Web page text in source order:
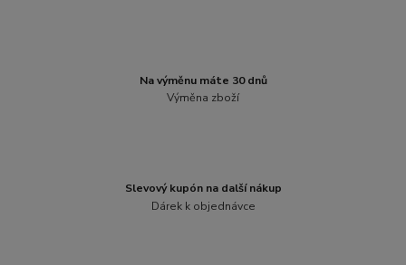
Na výměnu máte 30 dnů
Výměna zboží
Slevový kupón na další nákup
Dárek k objednávce